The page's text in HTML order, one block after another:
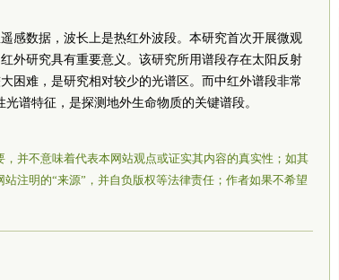
感数据，波长上是热红外波段。本研究首次开展微观
外研究具有重要意义。该研究所用谱段存在太阳反射
困难，是研究相对较少的光谱区。而中红外谱段非常
谱特征，是探测地外生命物质的关键谱段。
并不意味着代表本网站观点或证实其内容的真实性；如其
注明的“来源”，并自负版权等法律责任；作者如果不希望